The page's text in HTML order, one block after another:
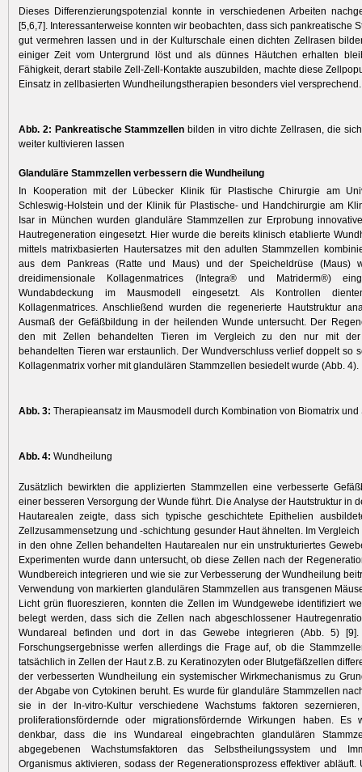
Dieses Differenzierungspotenzial konnte in verschiedenen Arbeiten
[5,6,7]. Interessanterweise konnten wir beobachten, dass sich pankreatische
gut vermehren lassen und in der Kulturschale einen dichten Zellrasen
einiger Zeit vom Untergrund löst und als dünnes Häutchen erhalten
Fähigkeit, derart stabile Zell-Zell-Kontakte auszubilden, machte diese
Einsatz in zellbasierten Wundheilungstherapien besonders viel versprechend.
Abb. 2: Pankreatische Stammzellen bilden in vitro dichte Zellrasen, die
weiter kultivieren lassen
Glanduläre Stammzellen verbessern die Wundheilung
In Kooperation mit der Lübecker Klinik für Plastische Chirurgie am
Schleswig-Holstein und der Klinik für Plastische- und Handchirurgie am
Isar in München wurden glanduläre Stammzellen zur Erprobung
Hautregeneration eingesetzt. Hier wurde die bereits klinisch etablierte
mittels matrixbasierten Hautersatzes mit den adulten Stammzellen
aus dem Pankreas (Ratte und Maus) und der Speicheldrüse (Maus)
dreidimensionale Kollagenmatrices (Integra® und Matriderm®)
Wundabdeckung im Mausmodell eingesetzt. Als Kontrollen
Kollagenmatrices. Anschließend wurden die regenerierte Hautstruktur
Ausmaß der Gefäßbildung in der heilenden Wunde untersucht. Der
den mit Zellen behandelten Tieren im Vergleich zu den nur mit der
behandelten Tieren war erstaunlich. Der Wundverschluss verlief doppelt so
Kollagenmatrix vorher mit glandulären Stammzellen besiedelt wurde (Abb. 4).
Abb. 3: Therapieansatz im Mausmodell durch Kombination von Biomatrix und
Abb. 4: Wundheilung
Zusätzlich bewirkten die applizierten Stammzellen eine verbesserte
einer besseren Versorgung der Wunde führt. Die Analyse der Hautstruktur in
Hautarealen zeigte, dass sich typische geschichtete Epithelien
Zellzusammensetzung und -schichtung gesunder Haut ähnelten. Im
in den ohne Zellen behandelten Hautarealen nur ein unstrukturiertes
Experimenten wurde dann untersucht, ob diese Zellen nach der
Wundbereich integrieren und wie sie zur Verbesserung der Wundheilung
Verwendung von markierten glandulären Stammzellen aus transgenen
Licht grün fluoreszieren, konnten die Zellen im Wundgewebe identifiziert
belegt werden, dass sich die Zellen nach abgeschlossener
Wundareal befinden und dort in das Gewebe integrieren (Abb. 5)
Forschungsergebnisse werfen allerdings die Frage auf, ob die
tatsächlich in Zellen der Haut z.B. zu Keratinozyten oder Blutgefäßzellen
der verbesserten Wundheilung ein systemischer Wirkmechanismus zu
der Abgabe von Cytokinen beruht. Es wurde für glanduläre Stammzellen
sie in der In-vitro-Kultur verschiedene Wachstums faktoren
proliferationsfördernde oder migrationsfördernde Wirkungen haben. Es
denkbar, dass die ins Wundareal eingebrachten glandulären
abgegebenen Wachstumsfaktoren das Selbstheilungssystem und
Organismus aktivieren, sodass der Regenerationsprozess effektiver abläuft.